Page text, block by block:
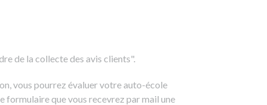
de la collecte des avis clients".
vous pourrez évaluer votre auto-école
formulaire que vous recevrez par mail une